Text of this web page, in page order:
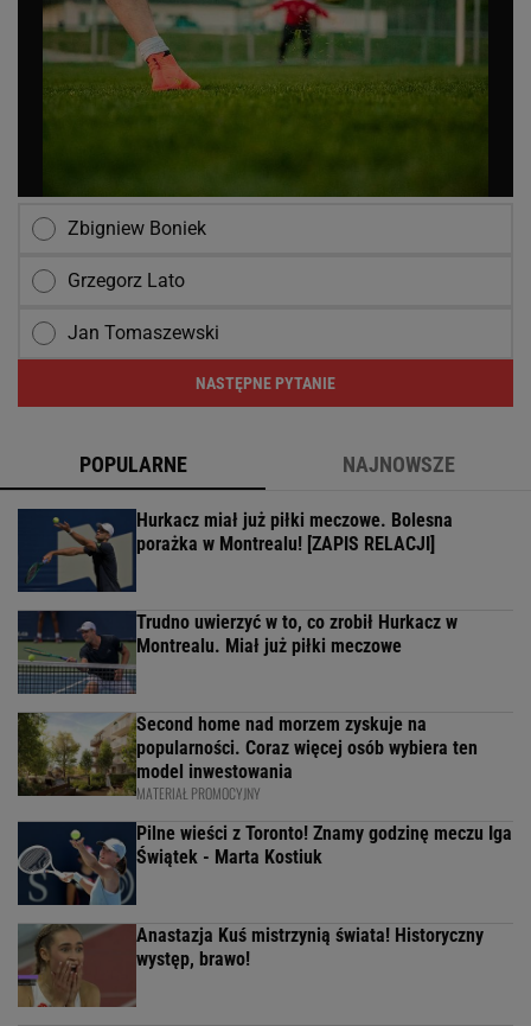
Zbigniew Boniek
Grzegorz Lato
Jan Tomaszewski
NASTĘPNE PYTANIE
POPULARNE NAJNOWSZE
Hurkacz miał już piłki meczowe. Bolesna
porażka w Montrealu! [ZAPIS RELACJI]
Trudno uwierzyć w to, co zrobił Hurkacz w
Montrealu. Miał już piłki meczowe
Second home nad morzem zyskuje na
popularności. Coraz więcej osób wybiera ten
model inwestowania
MATERIAŁ PROMOCYJNY
Pilne wieści z Toronto! Znamy godzinę meczu Iga
Świątek - Marta Kostiuk
Anastazja Kuś mistrzynią świata! Historyczny
występ, brawo!